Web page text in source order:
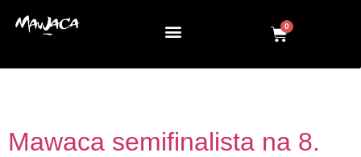
0
Mawaca semifinalista na 8.